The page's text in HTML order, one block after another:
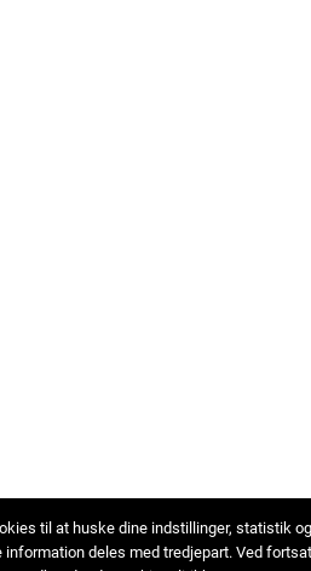
til at huske dine indstillinger, statistik
information deles med tredjepart. Ved